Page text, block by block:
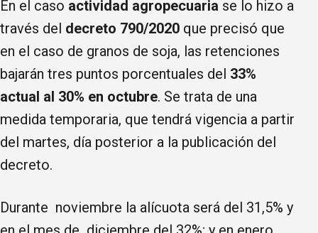
En el caso actividad agropecuaria se lo hizo a
través del decreto 790/2020 que precisó que
en el caso de granos de soja, las retenciones
bajarán tres puntos porcentuales del 33%
actual al 30% en octubre. Se trata de una
medida temporaria, que tendrá vigencia a partir
del martes, día posterior a la publicación del
decreto.
Durante noviembre la alícuota será del 31,5% y